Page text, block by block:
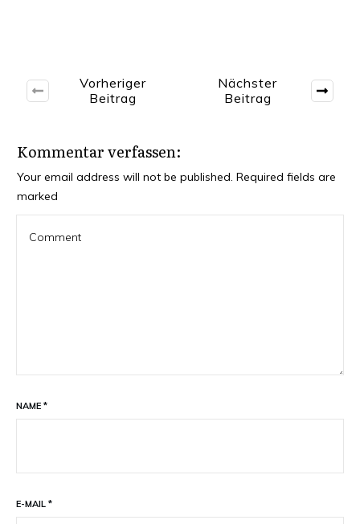
Vorheriger
Beitrag
Nächster
Beitrag
Kommentar verfassen:
Your email address will not be published. Required fields are
marked
NAME *
E-MAIL *